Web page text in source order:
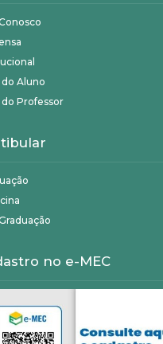
Aluno
Professor
no e-MEC